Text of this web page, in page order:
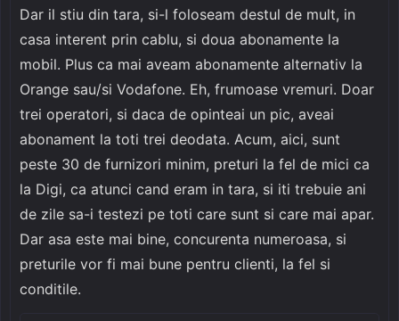
Dar il stiu din tara, si-l foloseam destul de mult, in
casa interent prin cablu, si doua abonamente la
mobil. Plus ca mai aveam abonamente alternativ la
Orange sau/si Vodafone. Eh, frumoase vremuri. Doar
trei operatori, si daca de opinteai un pic, aveai
abonament la toti trei deodata. Acum, aici, sunt
peste 30 de furnizori minim, preturi la fel de mici ca
la Digi, ca atunci cand eram in tara, si iti trebuie ani
de zile sa-i testezi pe toti care sunt si care mai apar.
Dar asa este mai bine, concurenta numeroasa, si
preturile vor fi mai bune pentru clienti, la fel si
conditile.